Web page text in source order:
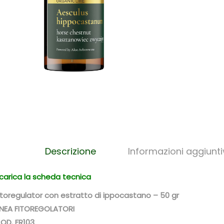
Descrizione Informazioni
la scheda tecnica
con estratto di ippocastano – 50 gr
FITOREGOLATORI